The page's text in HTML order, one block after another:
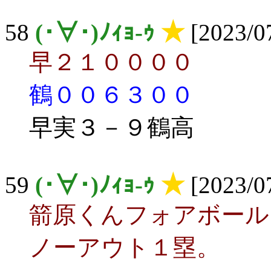
58 (･∀･)ﾉｨｮ-ｩ ★[2023/
早２１００００
鶴００６３００
早実３－９鶴高
59 (･∀･)ﾉｨｮ-ｩ ★[2023/
箭原くんフォアボー
ノーアウト１塁。